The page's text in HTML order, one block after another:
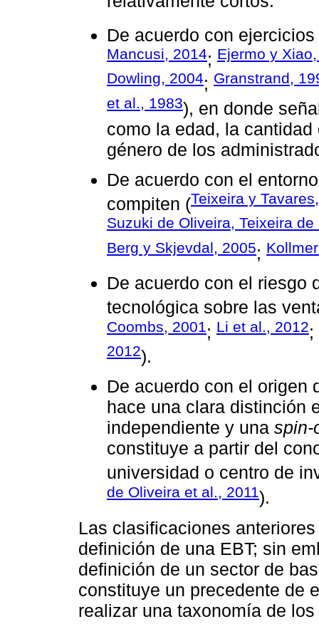
De acuerdo con
Mancusi, 2014; Ejermo y
Dowling, 2004; Granstrand,
et al., 1983), en donde
como la edad, la
género de los
De acuerdo con el
compiten (Teixeira y
Suzuki de Oliveira, Teixeira
Berg y Skjevdal, 2005;
De acuerdo con el riesgo
tecnológica sobre las
Coombs, 2001 ; Li et al., 2012;
2012).
De acuerdo con el origen
hace una clara distinción
independiente y una spin-
constituye a partir del
universidad o centro de
de Oliveira et al., 2011).
Las clasificaciones
definición de una EBT; sin
definición de un sector de
constituye un precedente de
realizar una taxonomía de